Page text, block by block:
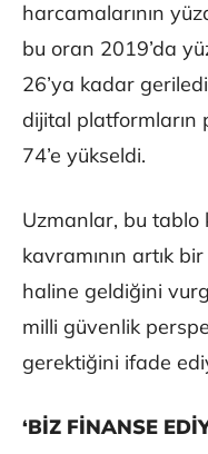
harcamalarının
bu oran 2019’da
26’ya kadar
dijital platformların
74’e yükseldi.
Uzmanlar, bu tablo
kavramının artık
haline geldiğini
milli güvenlik
gerektiğini ifade
‘BİZ FİNANSE